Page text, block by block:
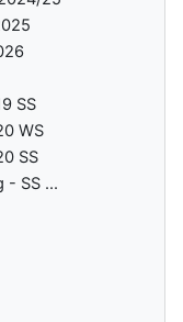
SS
WS
SS
- SS ...